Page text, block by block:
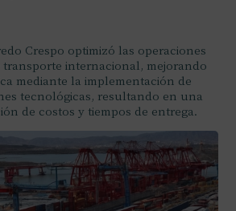
Crespo optimizó las operaciones
transporte internacional, mejorando
mediante la implementación de
tecnológicas, resultando en una
de costos y tiempos de entrega.